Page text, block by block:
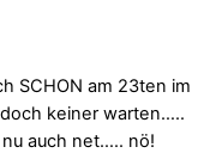
SCHON am 23ten im
keiner warten…..
auch net….. nö!